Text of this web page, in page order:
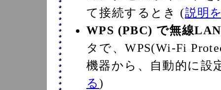
て接続するとき (説明
WPS (PBC) で無線
タで、WPS(Wi-Fi
機器から、自動的に設
る)